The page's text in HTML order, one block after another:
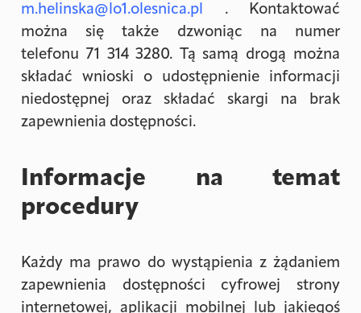
m.helinska@lo1.olesnica.pl .Kontaktować
można się także dzwoniąc na numer
telefonu 71 314 3280. Tą samą drogą można
składać wnioski o udostępnienie informacji
niedostępnej oraz składać skargi na brak
zapewnienia dostępności.
Informacje na temat
procedury
Każdy ma prawo do wystąpienia z żądaniem
zapewnienia dostępności cyfrowej strony
internetowej, aplikacji mobilnej lub jakiegoś